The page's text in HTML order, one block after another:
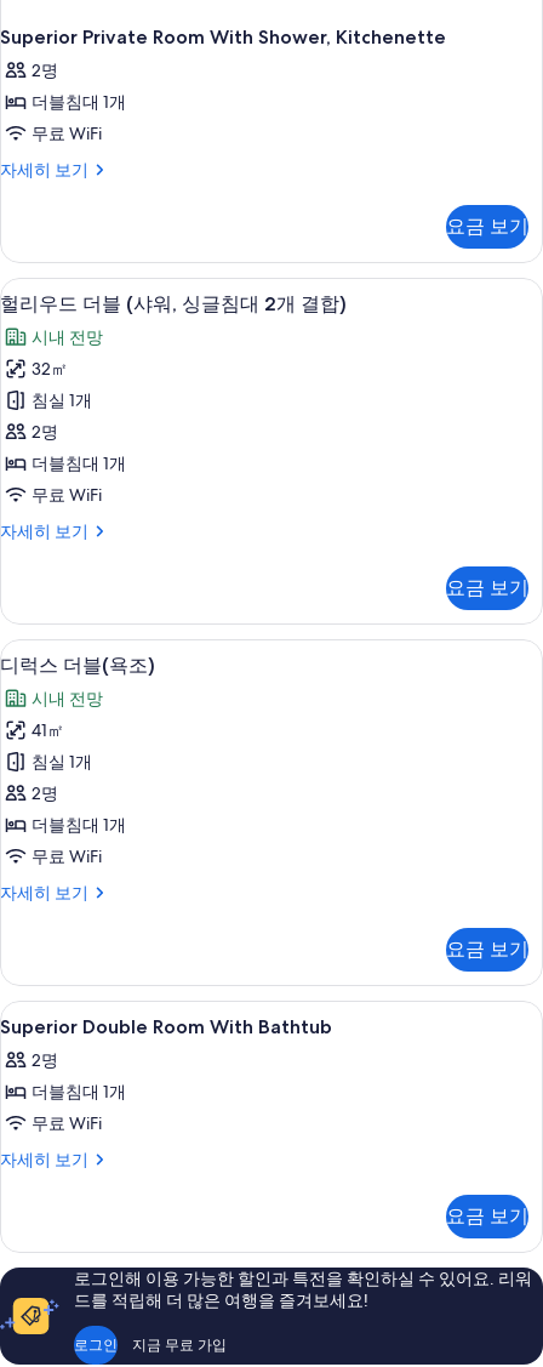
욕
조
이
용
시
복
착
용
필
수)
사
진
모
두
보
용
시
영
복
용
세
히
보
기
Superior Private Room With Shower, Kitchenette
2명
더블침대 1개
무료 WiFi
자세히 보기
Superior
Shower,
Kitchenette
자
히
보
기
요금 보기
헐
리
우
드
더
블
(샤
싱
침
대
2
개
결
합)
사
진
모
두
헐리우드 더블 (샤워, 싱글침대 2개 결
5
헐리우드 더블 (샤워, 싱글침대 2개 결합)
시내 전망
32㎡
침실 1개
2명
더블침대 1개
무료 WiFi
자세히 보기
헐
더
블
(샤
워,
싱
글
침
대
2
개
결
합)
세
기
요금 보기
디
럭
스
더
블
(욕
조)
진
두
보
기
디럭스 더블(욕조) | 객실 내 금고, 책
4
디럭스 더블(욕조)
시내 전망
41㎡
침실 1개
2명
더블침대 1개
무료 WiFi
자세히 보기
디
블
(욕
조)
세
히
기
요금 보기
Superior
Double
Room
With
Bathtub
사
두
보
기
객실 내 금고, 책상, 암막 커튼, 다리미/
3
Superior Double Room With Bathtub
2명
더블침대 1개
무료 WiFi
자세히 보기
Superior
Bathtub
자
세
히
보
기
요금 보기
로그인해 이용 가능한 할인과 특전을 확인하실 수 있어요. 리워
드를 적립해 더 많은 여행을 즐겨보세요!
로그인 지금 무료 가입